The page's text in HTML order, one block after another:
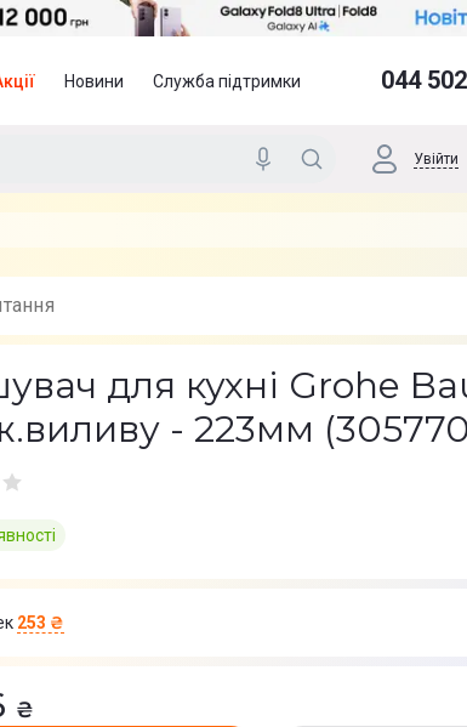
Новини Служба підтримки 044
Увійти
для кухні Grohe
- 223мм
253 ₴
₴